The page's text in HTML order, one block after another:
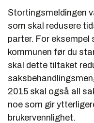
Stortingsmeldingen
som skal redusere
parter. For eksempel
kommunen før du
skal dette tiltaket
2015 skal også all
noe som gir
brukervennlighet.